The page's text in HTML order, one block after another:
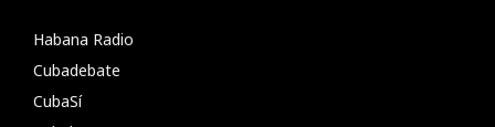
Habana Radio
Cubadebate
CubaSí